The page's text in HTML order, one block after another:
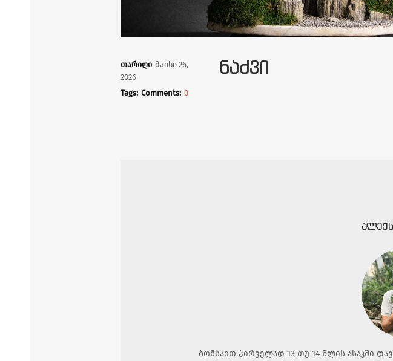
თარიღი მაისი 26,
2026
Tags: Comments: 0
ᲜᲐᲫᲕᲘ
ბონსაით პირველად 13 თუ 14 წლის ასაკში